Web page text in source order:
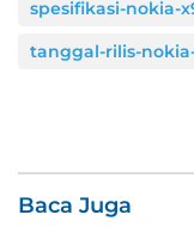
spesifikasi-nokia-
tanggal-rilis-
Baca Juga